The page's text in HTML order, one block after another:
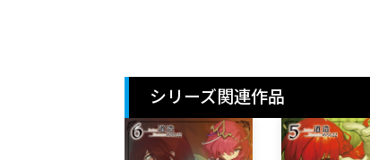
シリーズ関連作品